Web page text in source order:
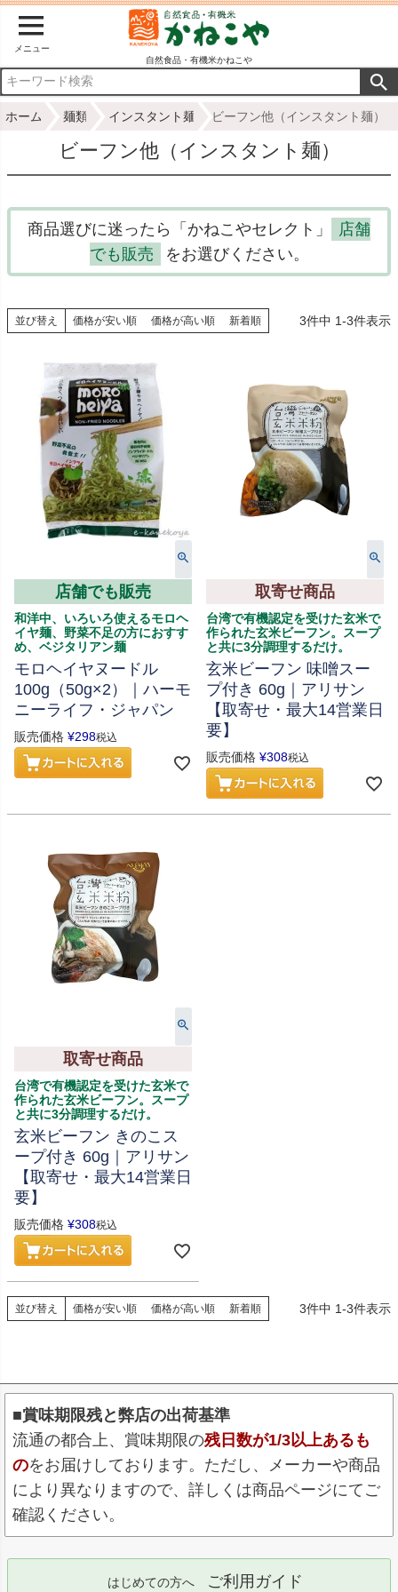
メニュー
自然食品・有機米かねこや
ホーム 麺類 インスタント麺 ビーフン他（インスタント麺）
ビーフン他（インスタント麺）
商品選びに迷ったら「かねこやセレクト」
店舗
でも販売
をお選びください。
並び替え 価格が安い順 価格が高い順 新着順 3件中 1-3件表示
店舗でも販売
和洋中、いろいろ使えるモロヘ
イヤ麺、野菜不足の方におすす
め、ベジタリアン麺
モロヘイヤヌードル
100g（50g×2）｜ハーモ
ニーライフ・ジャパン
販売価格 ¥298税込
取寄せ商品
台湾で有機認定を受けた玄米で
作られた玄米ビーフン。スープ
と共に3分調理するだけ。
玄米ビーフン 味噌スー
プ付き 60g｜アリサン
【取寄せ・最大14営業日
要】
販売価格 ¥308税込
取寄せ商品
台湾で有機認定を受けた玄米で
作られた玄米ビーフン。スープ
と共に3分調理するだけ。
玄米ビーフン きのこス
ープ付き 60g｜アリサン
【取寄せ・最大14営業日
要】
販売価格 ¥308税込
並び替え 価格が安い順 価格が高い順 新着順 3件中 1-3件表示
■賞味期限残と弊店の出荷基準
流通の都合上、賞味期限の残日数が1/3以上あるも
のをお届けしております。ただし、メーカーや商品
により異なりますので、詳しくは商品ページにてご
確認ください。
はじめての方へ ご利用ガイド